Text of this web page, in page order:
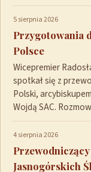
5 sierpnia 2026
Przygotowania
Polsce
Wicepremier
spotkał się z
Polski,
Wojdą SAC.
4 sierpnia 2026
Jasnogórskich